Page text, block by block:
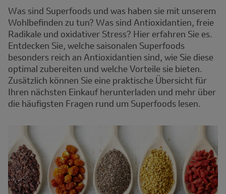
Affiliation
Was sind Superfoods und was haben sie mit unserem
Wohlbefinden zu tun? Was sind Antioxidantien, freie
Radikale und oxidativer Stress? Hier erfahren Sie es.
Entdecken Sie, welche saisonalen Superfoods
besonders reich an Antioxidantien sind, wie Sie diese
optimal zubereiten und welche Vorteile sie bieten.
Zusätzlich können Sie eine praktische Übersicht für
Ihren nächsten Einkauf herunterladen und mehr über
die häufigsten Fragen rund um Superfoods lesen.